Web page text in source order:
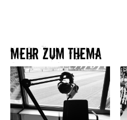
Mehr zum Thema​